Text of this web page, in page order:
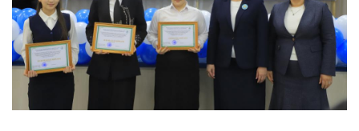
Ta'lim
Tahliliy ma'lumotlar
Ta'limga doir terminlar